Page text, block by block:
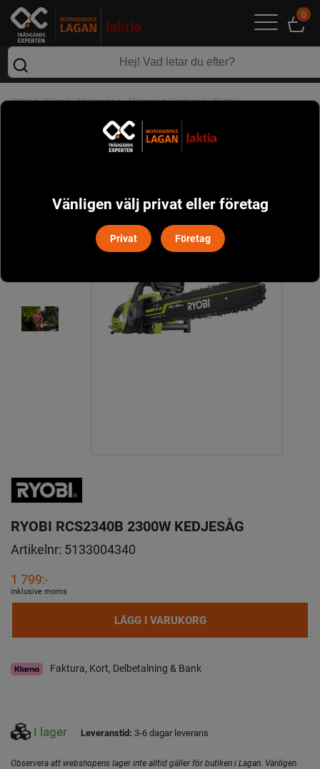
0
Start> Skog> Motorsåg> Motorsåg Elektrisk> Ryobi>
RYOBI RCS2340B 2300W KEDJESÅG
Artikelnr: 5133004340
1 799:-
inklusive moms
LÄGG I VARUKORG
Faktura, Kort, Delbetalning & Bank
I lager Leveranstid: 3-6 dagar leverans
Observera att webshopens lager inte alltid gäller för butiken i Lagan. Vänligen
Vänligen välj privat eller företag
Privat Företag